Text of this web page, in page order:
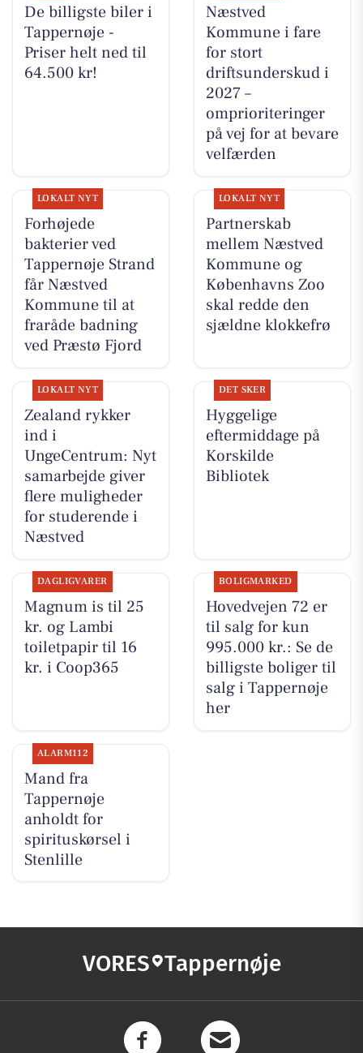
De billigste biler i
Tappernøje -
Priser helt ned til
64.500 kr!
Næstved
Kommune i fare
for stort
driftsunderskud i
2027 –
omprioriteringer
på vej for at bevare
velfærden
LOKALT NYT
Forhøjede
bakterier ved
Tappernøje Strand
får Næstved
Kommune til at
fraråde badning
ved Præstø Fjord
LOKALT NYT
Partnerskab
mellem Næstved
Kommune og
Københavns Zoo
skal redde den
sjældne klokkefrø
LOKALT NYT
Zealand rykker
ind i
UngeCentrum: Nyt
samarbejde giver
flere muligheder
for studerende i
Næstved
DET SKER
Hyggelige
eftermiddage på
Korskilde
Bibliotek
DAGLIGVARER
Magnum is til 25
kr. og Lambi
toiletpapir til 16
kr. i Coop365
BOLIGMARKED
Hovedvejen 72 er
til salg for kun
995.000 kr.: Se de
billigste boliger til
salg i Tappernøje
her
ALARM112
Mand fra
Tappernøje
anholdt for
spirituskørsel i
Stenlille
VORES Tappernøje